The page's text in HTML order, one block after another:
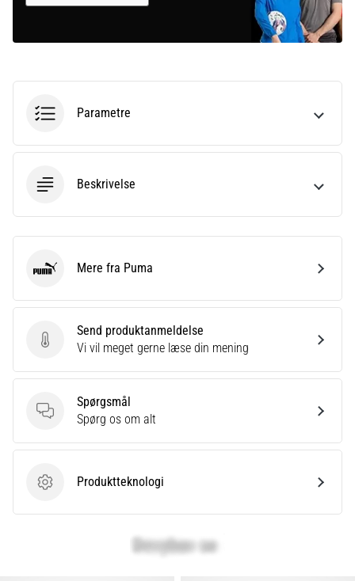
Parametre
Beskrivelse
Send produktanmeldelse
Send produktanmeldelse
Vi vil meget gerne læse din mening
Spørgsmål
Spørgsmål
Spørg os om alt
Produktteknologi
Produktteknologi
Puma Mere fra Puma